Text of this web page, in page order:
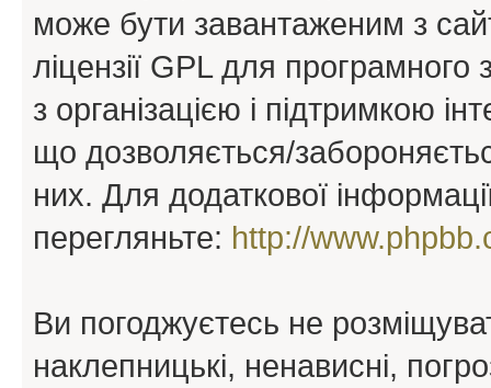
може бути завантаженим з
ліцензії GPL для
з організацією і підтримкою
що дозволяється/
них. Для додаткової
перегляньте: http://
Ви погоджуєтесь не
наклепницькі, ненависні,